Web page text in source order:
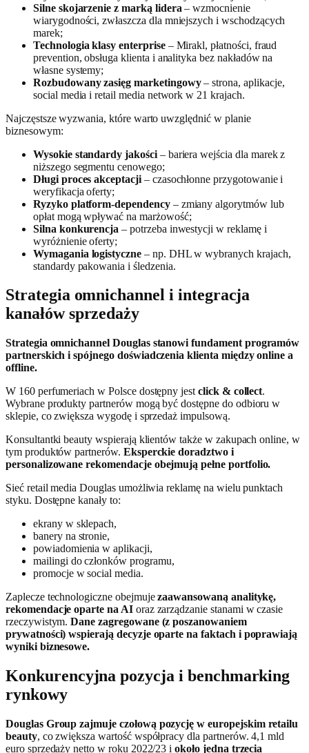
Silne skojarzenie z marką lidera – wzmocnienie
wiarygodności, zwłaszcza dla mniejszych i wschodzących
marek;
Technologia klasy enterprise– Mirakl, płatności, fraud
prevention, obsługa klienta i analityka bez nakładów na
własne systemy;
Rozbudowany zasięg marketingowy– strona, aplikacje,
social media i retail media network w 21 krajach.
Najczęstsze wyzwania, które warto uwzględnić w planie
biznesowym:
Wysokie standardy jakości– bariera wejścia dla marek z
niższego segmentu cenowego;
Długi proces akceptacji– czasochłonne przygotowanie i
weryfikacja oferty;
Ryzyko platform-dependency– zmiany algorytmów lub
opłat mogą wpływać na marżowość;
Silna konkurencja – potrzeba inwestycji w reklamę i
wyróżnienie oferty;
Wymagania logistyczne – np. DHL w wybranych krajach,
standardy pakowania i śledzenia.
Strategia omnichannel i integracja
kanałów sprzedaży
Strategia omnichannel Douglas stanowi fundament programów
partnerskich i spójnego doświadczenia klienta między online a
offline.
W 160 perfumeriach w Polsce dostępny jest click & collect.
Wybrane produkty partnerów mogą być dostępne do odbioru w
sklepie, co zwiększa wygodę i sprzedaż impulsową.
Konsultantki beauty wspierają klientów także w zakupach online, w
tym produktów partnerów. Eksperckie doradztwo i
personalizowane rekomendacje obejmują pełne portfolio.
Sieć retail media Douglas umożliwia reklamę na wielu punktach
styku. Dostępne kanały to:
ekrany w sklepach,
banery na stronie,
powiadomienia w aplikacji,
mailingi do członków programu,
promocje w social media.
Zaplecze technologiczne obejmujezaawansowaną analitykę,
rekomendacje oparte na AIoraz zarządzanie stanami w czasie
rzeczywistym.Dane zagregowane (z poszanowaniem
prywatności) wspierają decyzje oparte na faktach i poprawiają
wyniki biznesowe.
Konkurencyjna pozycja i benchmarking
rynkowy
Douglas Group zajmuje czołową pozycję w europejskim retailu
beauty, co zwiększa wartość współpracy dla partnerów. 4,1 mld
euro sprzedaży netto w roku 2022/23 iokoło jedna trzecia